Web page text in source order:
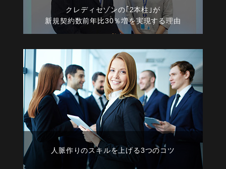
クレディセゾンの｢2本柱｣が
新規契約数前年比30％増を実現する理由
人脈作りのスキルを上げる3つのコツ